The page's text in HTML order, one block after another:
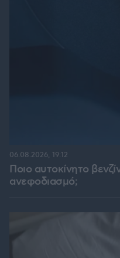
Ποιο αυτοκίνητο
ανεφοδιασμό;
06.08.2026, 19:12